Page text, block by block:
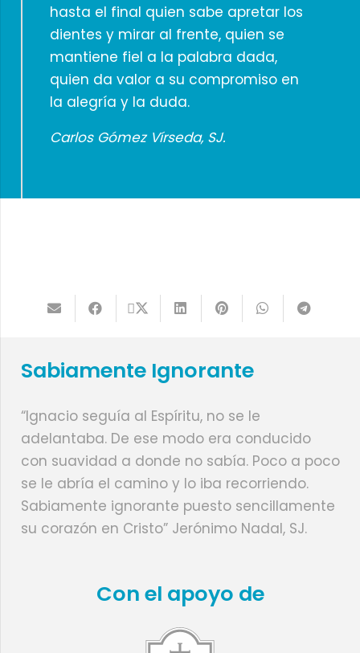
hasta el final quien sabe apretar los
dientes y mirar al frente, quien se
mantiene fiel a la palabra dada,
quien da valor a su compromiso en
la alegría y la duda.
Carlos Gómez Vírseda, SJ.
Sabiamente Ignorante
“Ignacio seguía al Espíritu, no se le
adelantaba. De ese modo era conducido
con suavidad a donde no sabía. Poco a poco
se le abría el camino y lo iba recorriendo.
Sabiamente ignorante puesto sencillamente
su corazón en Cristo” Jerónimo Nadal, SJ.
Con el apoyo de